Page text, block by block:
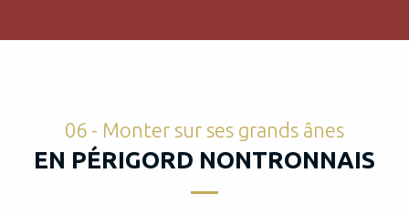
06 - Monter sur ses grands ânes
EN PÉRIGORD NONTRONNAIS